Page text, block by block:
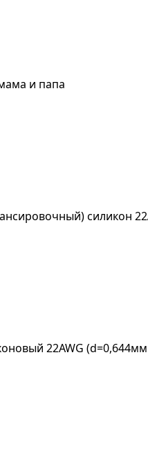
и папа
силикон
22AWG